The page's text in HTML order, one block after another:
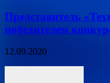
Представитель
победителем
12.09.2020